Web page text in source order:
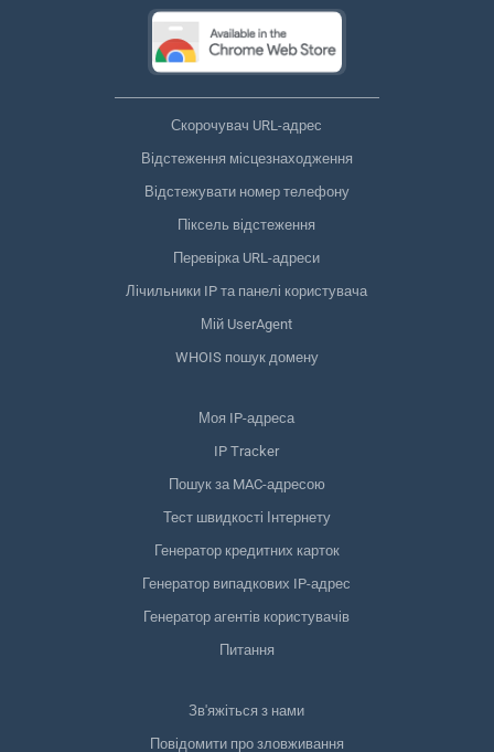
Скорочувач URL-адрес
Відстеження місцезнаходження
Відстежувати номер телефону
Піксель відстеження
Перевірка URL-адреси
Лічильники IP та панелі користувача
Мій UserAgent
WHOIS пошук домену
Моя IP-адреса
IP Tracker
Пошук за MAC-адресою
Тест швидкості Інтернету
Генератор кредитних карток
Генератор випадкових IP-адрес
Генератор агентів користувачів
Питання
Зв'яжіться з нами
Повідомити про зловживання